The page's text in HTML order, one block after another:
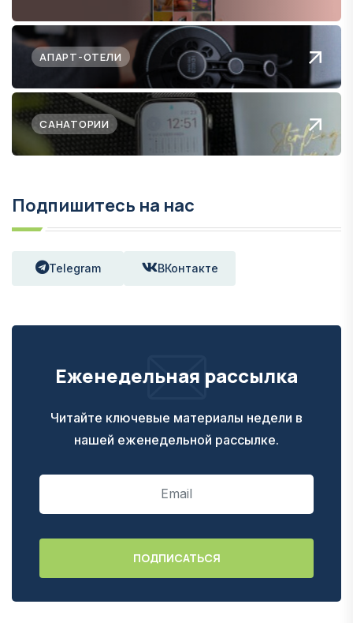
АПАРТ-ОТЕЛИ
САНАТОРИИ
Подпишитесь на нас
Telegram ВКонтакте
Еженедельная рассылка
Читайте ключевые материалы недели в
нашей еженедельной рассылке.